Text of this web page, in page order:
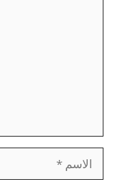
الاسم